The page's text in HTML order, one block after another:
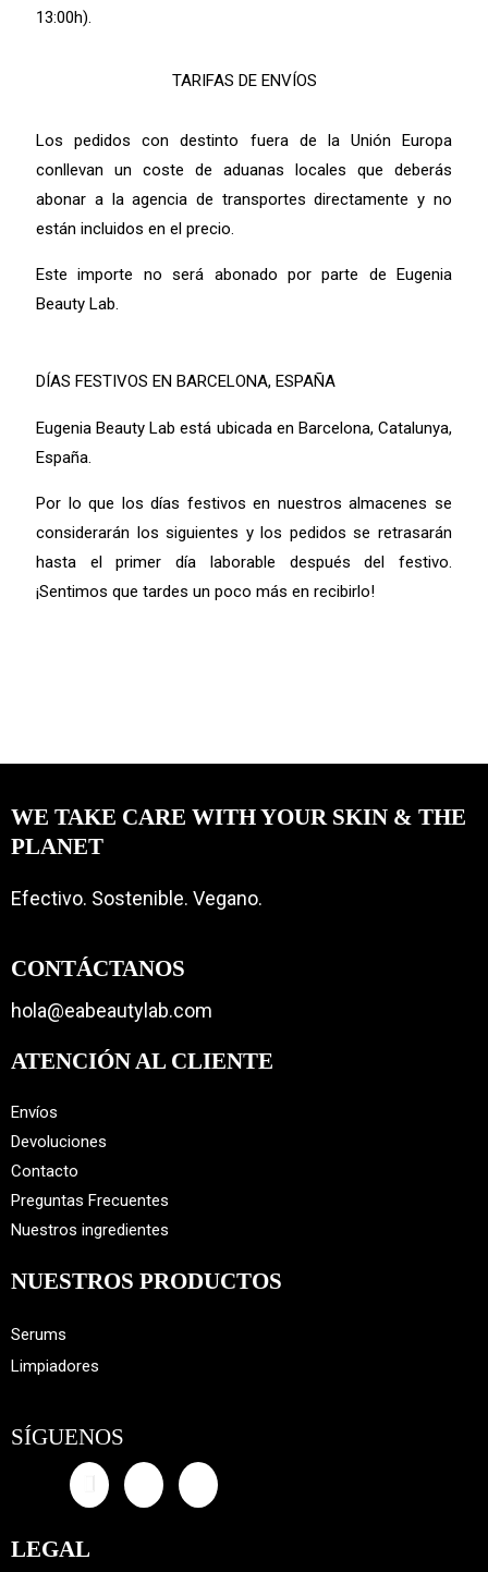
13:00h).
TARIFAS DE ENVÍOS
Los pedidos con destinto fuera de la Unión Europa
conllevan un coste de aduanas locales que deberás
abonar a la agencia de transportes directamente y no
están incluidos en el precio.
Este importe no será abonado por parte de Eugenia
Beauty Lab.
DÍAS FESTIVOS EN BARCELONA, ESPAÑA
Eugenia Beauty Lab está ubicada en Barcelona, Catalunya,
España.
Por lo que los días festivos en nuestros almacenes se
considerarán los siguientes y los pedidos se retrasarán
hasta el primer día laborable después del festivo.
¡Sentimos que tardes un poco más en recibirlo!
WE TAKE CARE WITH YOUR SKIN & THE
PLANET
Efectivo. Sostenible. Vegano.
CONTÁCTANOS
hola@eabeautylab.com
ATENCIÓNAL CLIENTE
Envíos
Devoluciones
Contacto
Preguntas Frecuentes
Nuestros ingredientes
NUESTROS PRODUCTOS
Serums
Limpiadores
SÍGUENOS
LEGAL